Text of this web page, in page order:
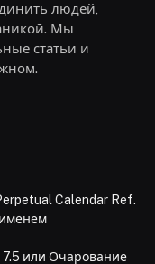
людей,
Мы
статьи и
Calendar Ref.
или Очарование